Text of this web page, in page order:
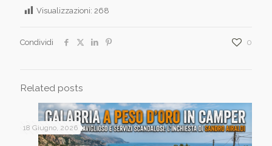
Visualizzazioni: 268
Condividi 0
Related posts
18 Giugno, 2026